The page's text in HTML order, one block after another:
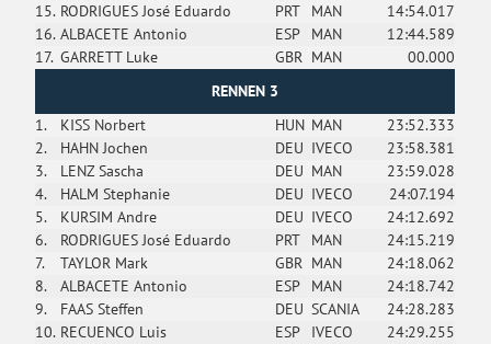
15. RODRIGUES José Eduardo PRT MAN
14:54.017
16. ALBACETE Antonio ESP MAN
12:44.589
17. GARRETT Luke GBR MAN
00.000
RENNEN 3
1.
KISS Norbert HUN MAN
23:52.333
2.
HAHN Jochen DEU IVECO
23:58.381
3.
LENZ Sascha DEU MAN
23:59.028
4.
HALM Stephanie DEU IVECO
24:07.194
5.
KURSIM Andre DEU IVECO
24:12.692
6.
RODRIGUES José Eduardo PRT MAN
24:15.219
7.
TAYLOR Mark GBR MAN
24:18.062
8.
ALBACETE Antonio ESP MAN
24:18.742
9.
FAAS Steffen DEU SCANIA
24:28.283
10. RECUENCO Luis ESP IVECO
24:29.255